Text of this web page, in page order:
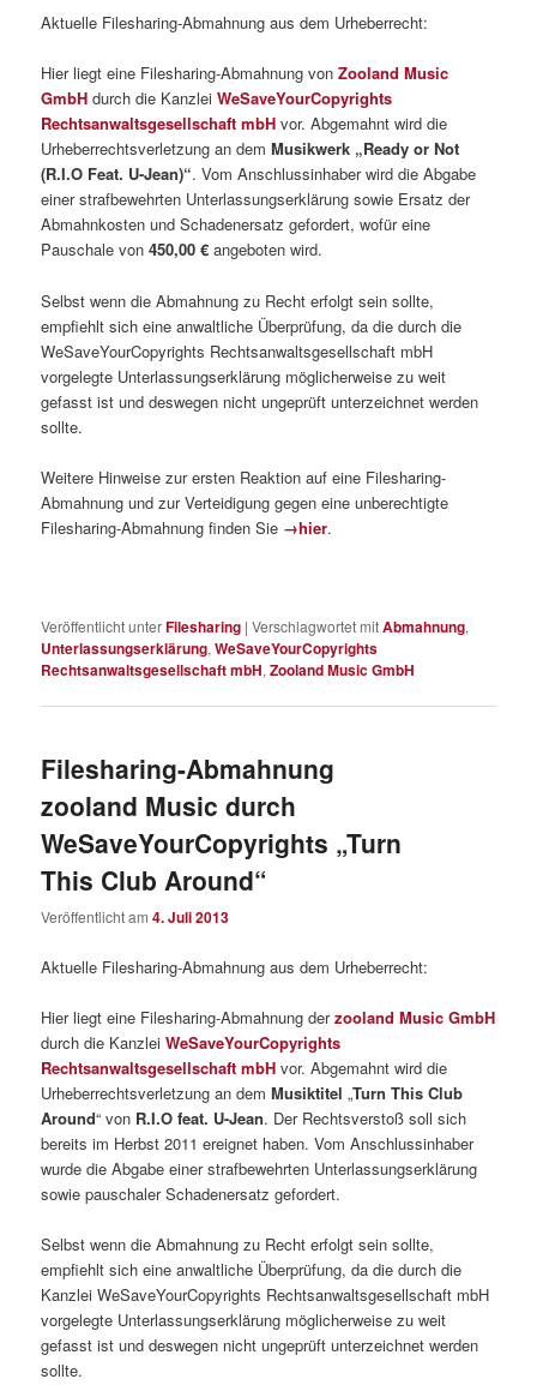
Aktuelle Filesharing-Abmahnung aus dem Urheberrecht:
Hier liegt eine Filesharing-Abmahnung vonZooland Music
GmbH durch die KanzleiWeSaveYourCopyrights
Rechtsanwaltsgesellschaft mbH vor. Abgemahnt wird die
Urheberrechtsverletzung an demMusikwerk „Ready or Not
(R.I.O Feat. U-Jean)“. Vom Anschlussinhaber wird die Abgabe
einer strafbewehrten Unterlassungserklärung sowie Ersatz der
Abmahnkosten und Schadenersatz gefordert, wofür eine
Pauschale von450,00 € angeboten wird.
Selbst wenn die Abmahnung zu Recht erfolgt sein sollte,
empfiehlt sich eine anwaltliche Überprüfung, da die durch die
WeSaveYourCopyrights Rechtsanwaltsgesellschaft mbH
vorgelegte Unterlassungserklärung möglicherweise zu weit
gefasst ist und deswegen nicht ungeprüft unterzeichnet werden
sollte.
Weitere Hinweise zur ersten Reaktion auf eine Filesharing-
Abmahnung und zur Verteidigung gegen eine unberechtigte
Filesharing-Abmahnung finden Sie →hier.
Veröffentlicht unterFilesharing |Verschlagwortet mitAbmahnung,
Unterlassungserklärung,WeSaveYourCopyrights
Rechtsanwaltsgesellschaft mbH,Zooland Music GmbH
Filesharing-Abmahnung
zooland Music durch
WeSaveYourCopyrights „Turn
This Club Around“
Veröffentlicht am4. Juli 2013
Aktuelle Filesharing-Abmahnung aus dem Urheberrecht:
Hier liegt eine Filesharing-Abmahnung derzooland Music GmbH
durch die KanzleiWeSaveYourCopyrights
Rechtsanwaltsgesellschaft mbH vor. Abgemahnt wird die
Urheberrechtsverletzung an demMusiktitel „Turn This Club
Around“ von R.I.O feat. U-Jean. Der Rechtsverstoß soll sich
bereits im Herbst 2011 ereignet haben. Vom Anschlussinhaber
wurde die Abgabe einer strafbewehrten Unterlassungserklärung
sowie pauschaler Schadenersatz gefordert.
Selbst wenn die Abmahnung zu Recht erfolgt sein sollte,
empfiehlt sich eine anwaltliche Überprüfung, da die durch die
Kanzlei WeSaveYourCopyrights Rechtsanwaltsgesellschaft mbH
vorgelegte Unterlassungserklärung möglicherweise zu weit
gefasst ist und deswegen nicht ungeprüft unterzeichnet werden
sollte.